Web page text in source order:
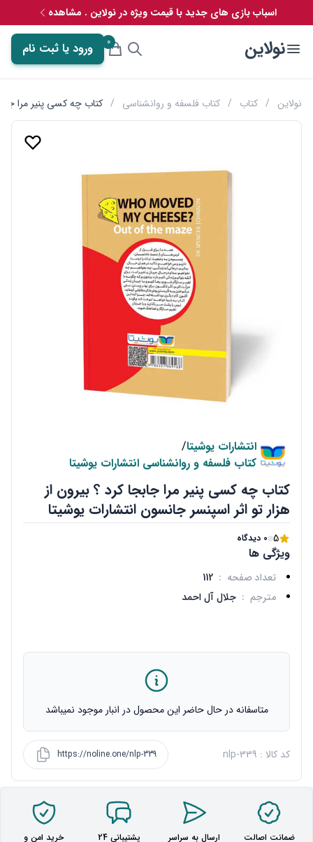
اسباب بازی های جدید با قیمت ویژه در نولاین . مشاهده
نولاین 0 ورود یا ثبت نام
نولاین / کتاب / کتاب فلسفه و روانشناسی / کتاب چه کسی پنیر مرا
انتشارات یوشیتا/
کتاب فلسفه و روانشناسی انتشارات یوشیتا
کتاب چه کسی پنیر مرا جابجا کرد ؟ بیرون از
هزار تو اثر اسپنسر جانسون انتشارات یوشیتا
5 0 دیدگاه
ویژگی ها
تعداد صفحه :
112
مترجم : جلال آل احمد
متاسفانه در حال حاضر این محصول در انبار موجود نمیباشد
کد کالا : nlp-339 https://noline.one/nlp-339
ضمانت اصالت
ارسال به سراسر
پشتیبانی 24
خرید امن و